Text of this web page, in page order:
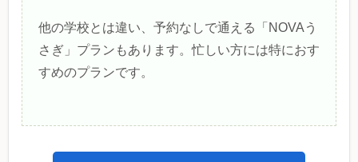
他の学校とは違い、予約なしで通える「NOVAう
さぎ」プランもあります。忙しい方には特におす
すめのプランです。